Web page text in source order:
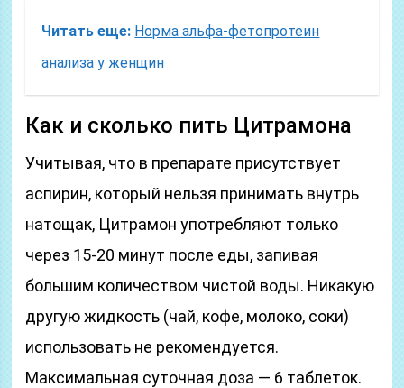
Читать еще: Норма альфа-фетопротеин
анализа у женщин
Как и сколько пить Цитрамона
Учитывая, что в препарате присутствует
аспирин, который нельзя принимать внутрь
натощак, Цитрамон употребляют только
через 15-20 минут после еды, запивая
большим количеством чистой воды. Никакую
другую жидкость (чай, кофе, молоко, соки)
использовать не рекомендуется.
Максимальная суточная доза — 6 таблеток.